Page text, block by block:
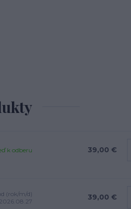
39,00 €
k odberu
39,00 €
(rok/m/d)
2026.08.27